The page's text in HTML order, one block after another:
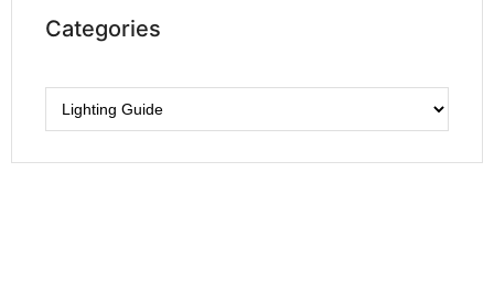
Categories